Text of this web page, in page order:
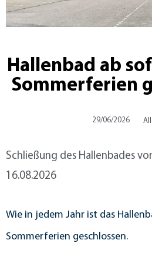
Hallenbad ab
Sommerferien
29/06/2026
Schließung des Hallenbades
16.08.2026
Wie in jedem Jahr ist das
Sommerferien geschlossen.